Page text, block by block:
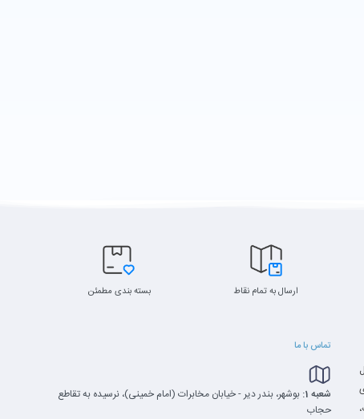
ارسال به تمام نقاط بسته بندی مطمئن
تماس با ما
شعبه 1:
بوشهر، بندر دیر - خیابان مخابرات (امام خمینی)، نرسیده به تقاطع
حجاب